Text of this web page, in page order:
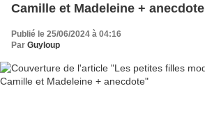
Camille et Madeleine + anecdote
Publié le 25/06/2024 à 04:16
Par Guyloup